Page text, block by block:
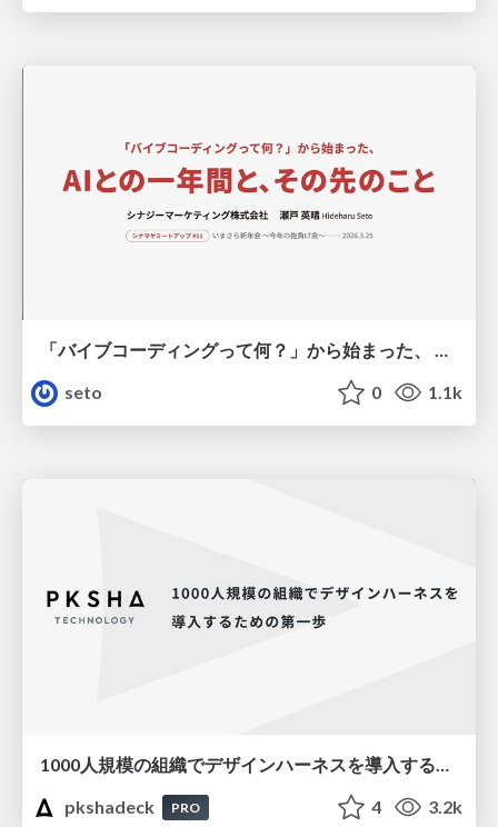
「バイブコーディングって何？」から始まった、 AIとの一年間と、その先のこと
seto
0 1.1k
pkshadeck
PRO 4 3.2k